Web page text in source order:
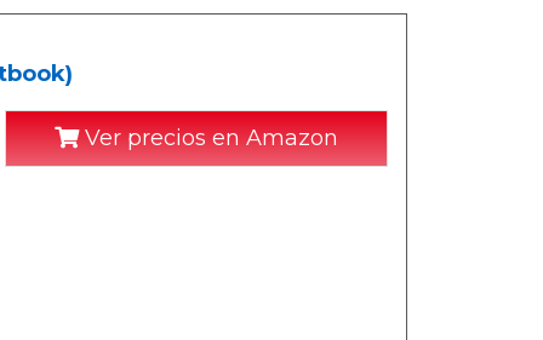
Ver precios en Amazon